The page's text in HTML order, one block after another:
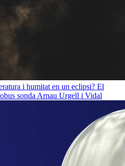
i humitat en un eclipsi? El
sonda Arnau Urgell i Vidal